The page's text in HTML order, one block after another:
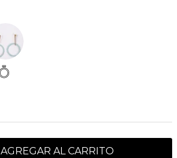
AGREGAR AL CARRITO